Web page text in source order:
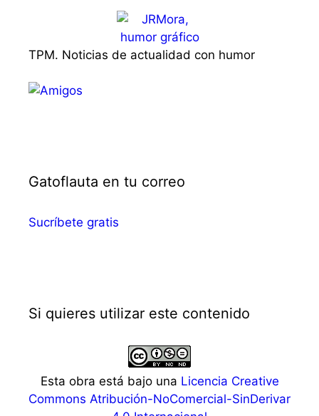
TPM. Noticias de actualidad con humor
Gatoflauta en tu correo
Sucríbete gratis
Si quieres utilizar este contenido
Esta obra está bajo una Licencia Creative
Commons Atribución-NoComercial-SinDerivar